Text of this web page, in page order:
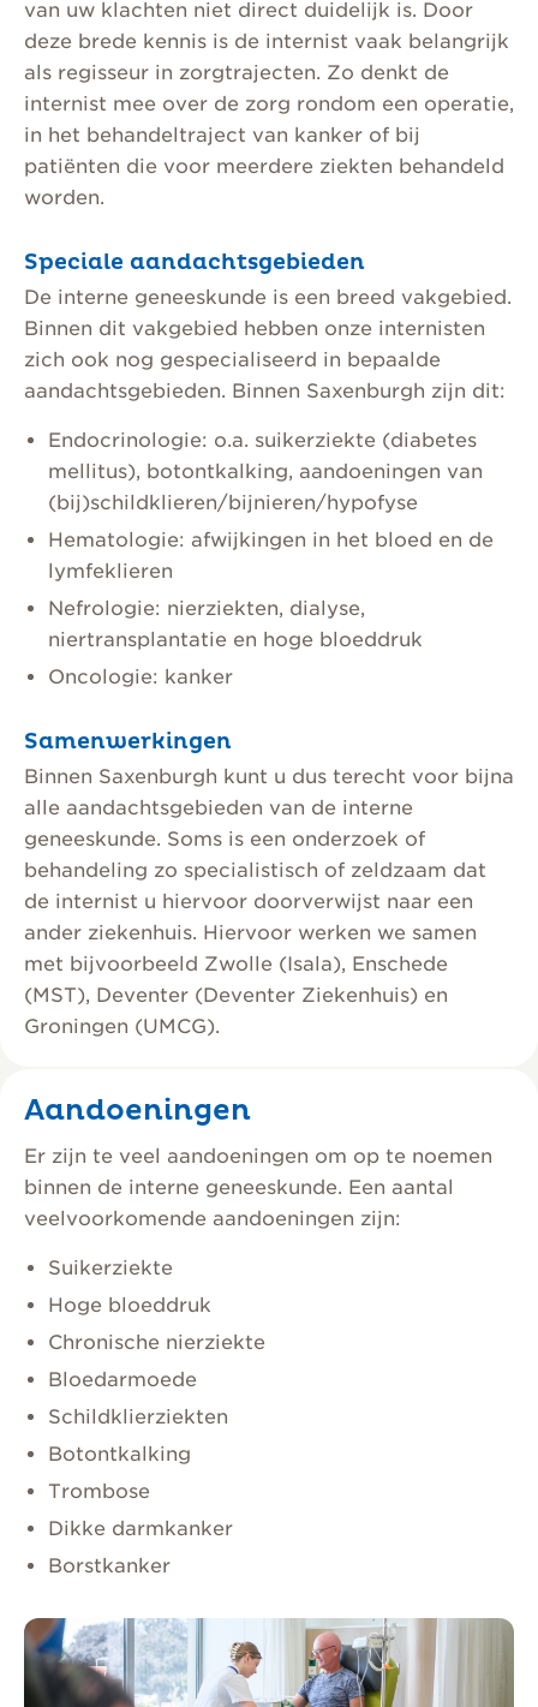
van uw klachten niet direct duidelijk is. Door
deze brede kennis is de internist vaak belangrijk
als regisseur in zorgtrajecten. Zo denkt de
internist mee over de zorg rondom een operatie,
in het behandeltraject van kanker of bij
patiënten die voor meerdere ziekten behandeld
worden.
Speciale aandachtsgebieden
De interne geneeskunde is een breed vakgebied.
Binnen dit vakgebied hebben onze internisten
zich ook nog gespecialiseerd in bepaalde
aandachtsgebieden. Binnen Saxenburgh zijn dit:
Endocrinologie: o.a. suikerziekte (diabetes
mellitus), botontkalking, aandoeningen van
(bij)schildklieren/bijnieren/hypofyse
Hematologie: afwijkingen in het bloed en de
lymfeklieren
Nefrologie: nierziekten, dialyse,
niertransplantatie en hoge bloeddruk
Oncologie: kanker
Samenwerkingen
Binnen Saxenburgh kunt u dus terecht voor bijna
alle aandachtsgebieden van de interne
geneeskunde. Soms is een onderzoek of
behandeling zo specialistisch of zeldzaam dat
de internist u hiervoor doorverwijst naar een
ander ziekenhuis. Hiervoor werken we samen
met bijvoorbeeld Zwolle (Isala), Enschede
(MST), Deventer (Deventer Ziekenhuis) en
Groningen (UMCG).
Aandoeningen
Er zijn te veel aandoeningen om op te noemen
binnen de interne geneeskunde. Een aantal
veelvoorkomende aandoeningen zijn:
Suikerziekte
Hoge bloeddruk
Chronische nierziekte
Bloedarmoede
Schildklierziekten
Botontkalking
Trombose
Dikke darmkanker
Borstkanker